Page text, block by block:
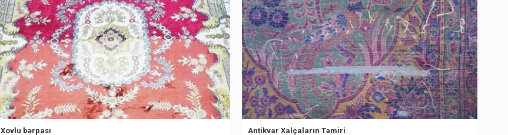
Xovlu bərpası Antikvar Xalçaların Təmiri